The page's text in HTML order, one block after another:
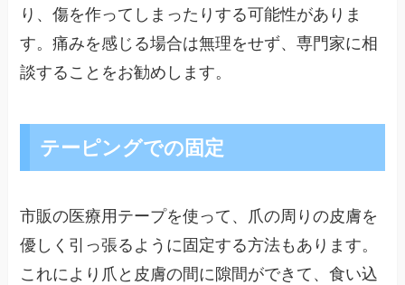
り、傷を作ってしまったりする可能性がありま
す。痛みを感じる場合は無理をせず、専門家に相
談することをお勧めします。
テーピングでの固定
市販の医療用テープを使って、爪の周りの皮膚を
優しく引っ張るように固定する方法もあります。
これにより爪と皮膚の間に隙間ができて、食い込